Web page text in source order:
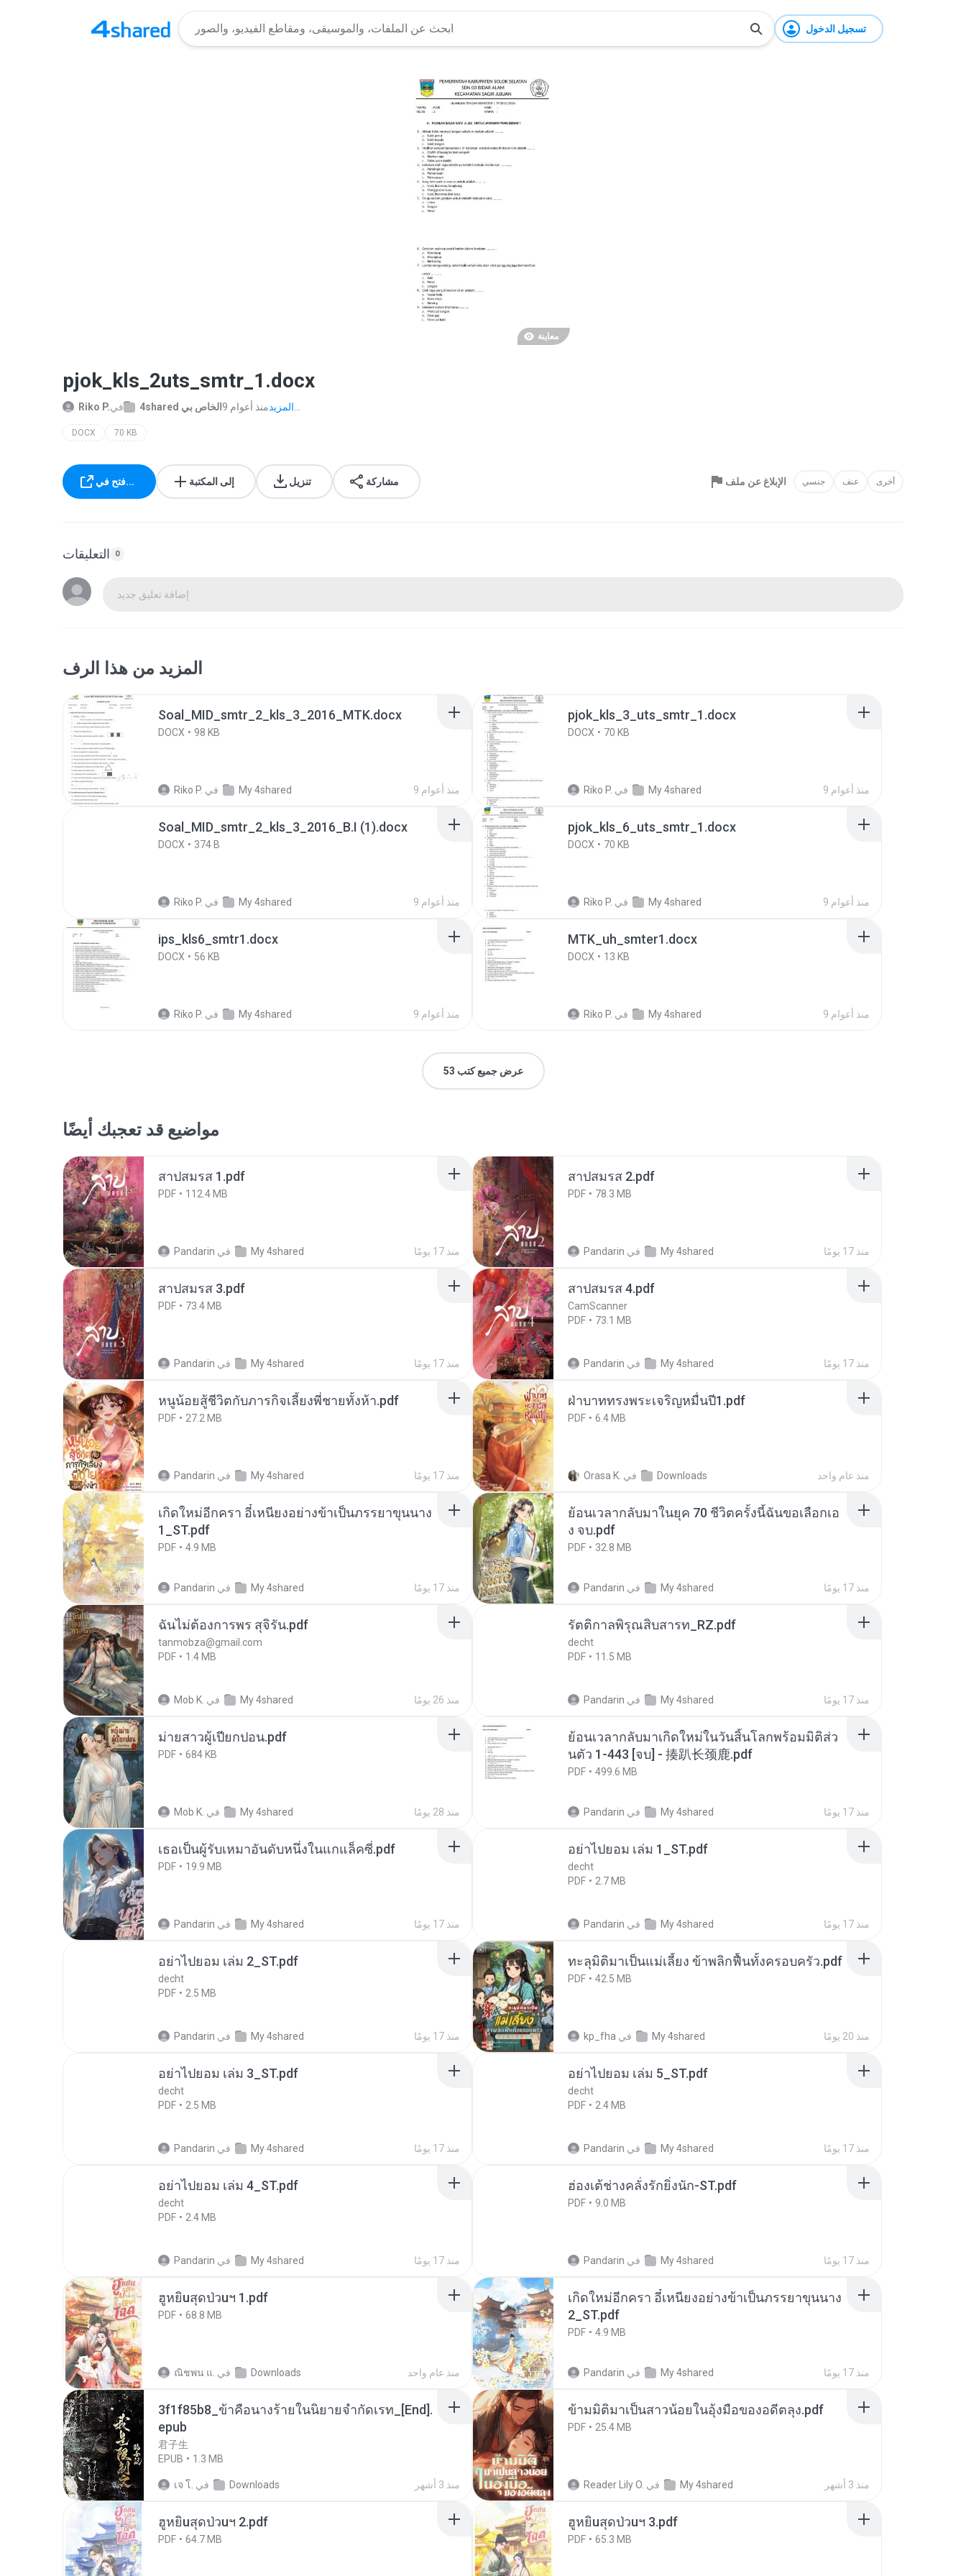
تسجيل الدخول
معاينة
pjok_kls_2uts_smtr_1.docx
Riko P.في 4shared الخاص بي 9 منذ أعوام
DOCX 70 KB
فتح في... إلى المكتبة تنزيل مشاركة الإبلاغ عن ملف جنسي عنف أخرى
التعليقات 0
إضافة تعليق جديد
المزيد من هذا الرف
Soal_MID_smtr_2_kls_3_2016_MTK.docx
DOCX 98 KB
Riko P. في My 4shared 9 منذ أعوام
pjok_kls_3_uts_smtr_1.docx
DOCX 70 KB
Riko P. في My 4shared 9 منذ أعوام
Soal_MID_smtr_2_kls_3_2016_B.I (1).docx
DOCX 374 B
Riko P. في My 4shared 9 منذ أعوام
pjok_kls_6_uts_smtr_1.docx
DOCX 70 KB
Riko P. في My 4shared 9 منذ أعوام
ips_kls6_smtr1.docx
DOCX 56 KB
Riko P. في My 4shared 9 منذ أعوام
MTK_uh_smter1.docx
DOCX 13 KB
Riko P. في My 4shared 9 منذ أعوام
عرض جميع كتب 53
مواضيع قد تعجبك أيضًا
สาปสมรส 1.pdf
PDF 112.4 MB
Pandarin في My 4shared منذ 17 يومًا
สาปสมรส 2.pdf
PDF 78.3 MB
Pandarin في My 4shared منذ 17 يومًا
สาปสมรส 3.pdf
PDF 73.4 MB
Pandarin في My 4shared منذ 17 يومًا
สาปสมรส 4.pdf
CamScanner
PDF
73.1 MB
Pandarin في My 4shared منذ 17 يومًا
หนูน้อยสู้ชีวิตกับภารกิจเลี้ยงพี่ชายทั้งห้า.pdf
PDF 27.2 MB
Pandarin في My 4shared منذ 17 يومًا
ฝ่าบาททรงพระเจริญหมื่นปี1.pdf
PDF 6.4 MB
Orasa K. في Downloads منذ عام واحد
เกิดใหม่อีกครา อี๋เหนียงอย่างข้าเป็นภรรยาขุนนาง
1_ST.pdf
PDF 4.9 MB
Pandarin في My 4shared منذ 17 يومًا
ย้อนเวลากลับมาในยุค 70 ชีวิตครั้งนี้ฉันขอเลือกเอ
ง จบ.pdf
PDF 32.8 MB
Pandarin في My 4shared منذ 17 يومًا
ฉันไม่ต้องการพร สุจิรัน.pdf
tanmobza@gmail.com
PDF
1.4 MB
Mob K. في My 4shared منذ 26 يومًا
รัตติกาลพิรุณสิบสารท_RZ.pdf
decht
PDF
11.5 MB
Pandarin في My 4shared منذ 17 يومًا
ม่ายสาวผู้เปียกปอน.pdf
PDF 684 KB
Mob K. في My 4shared منذ 28 يومًا
ย้อนเวลากลับมาเกิดใหม่ในวันสิ้นโลกพร้อมมิติส่ว
นตัว 1-443 [จบ] - 揍趴长颈鹿.pdf
PDF 499.6 MB
Pandarin في My 4shared منذ 17 يومًا
เธอเป็นผู้รับเหมาอันดับหนึ่งในแกแล็คซี่.pdf
PDF 19.9 MB
Pandarin في My 4shared منذ 17 يومًا
อย่าไปยอม เล่ม 1_ST.pdf
decht
PDF
2.7 MB
Pandarin في My 4shared منذ 17 يومًا
อย่าไปยอม เล่ม 2_ST.pdf
decht
PDF
2.5 MB
Pandarin في My 4shared منذ 17 يومًا
ทะลุมิติมาเป็นแม่เลี้ยง ข้าพลิกฟื้นทั้งครอบครัว.pdf
PDF 42.5 MB
kp_fha في My 4shared منذ 20 يومًا
อย่าไปยอม เล่ม 3_ST.pdf
decht
PDF
2.5 MB
Pandarin في My 4shared منذ 17 يومًا
อย่าไปยอม เล่ม 5_ST.pdf
decht
PDF
2.4 MB
Pandarin في My 4shared منذ 17 يومًا
อย่าไปยอม เล่ม 4_ST.pdf
decht
PDF
2.4 MB
Pandarin في My 4shared منذ 17 يومًا
ฮ่องเต้ช่างคลั่งรักยิ่งนัก-ST.pdf
PDF 9.0 MB
Pandarin في My 4shared منذ 17 يومًا
ฮูหยิuสุดป่วuฯ 1.pdf
PDF 68.8 MB
ณิชพน แ. في Downloads منذ عام واحد
เกิดใหม่อีกครา อี๋เหนียงอย่างข้าเป็นภรรยาขุนนาง
2_ST.pdf
PDF 4.9 MB
Pandarin في My 4shared منذ 17 يومًا
3f1f85b8_ข้าคือนางร้ายในนิยายจำกัดเรท_[End].
epub
君子生
EPUB
1.3 MB
เจ โ. في Downloads منذ 3 أشهر
ข้ามมิติมาเป็นสาวน้อยในอุ้งมือของอดีตลุง.pdf
PDF 25.4 MB
Reader Lily O. في My 4shared منذ 3 أشهر
ฮูหยิuสุดป่วuฯ 2.pdf
PDF 64.7 MB
ฮูหยิuสุดป่วuฯ 3.pdf
PDF 65.3 MB